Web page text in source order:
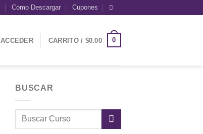
Como Descargar Cupones
ACCEDER CARRITO / $0.00 0
BUSCAR